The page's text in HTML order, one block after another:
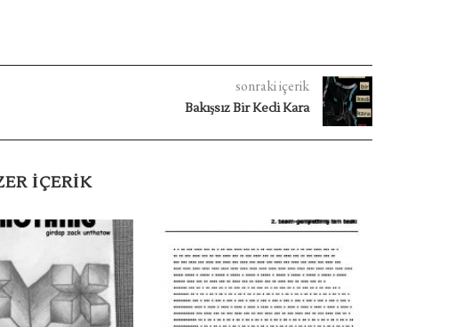
sonraki içerik
Bakışsız Bir Kedi Kara
IÇERIK